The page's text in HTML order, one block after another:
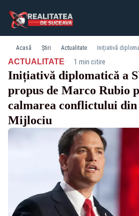
Acasă Știri Actualitate
ACTUALITATE· 1 min citire
Inițiativă diplomatică a
propus de Marco Rubio
calmarea conflictului
Mijlociu